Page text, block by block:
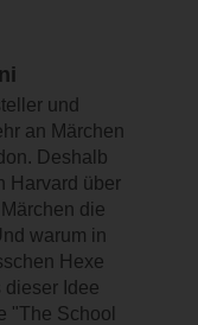
und
an Märchen
Deshalb
Harvard über
die
warum in
Hexe
dieser Idee
"The School